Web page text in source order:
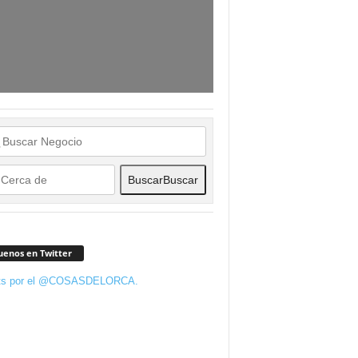
BuscarBuscar
en Twitter
por el @COSASDELORCA.